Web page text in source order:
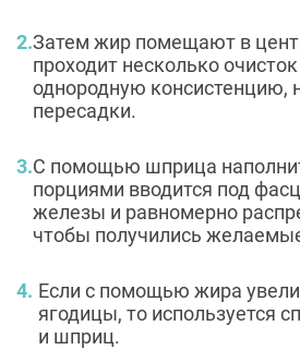
Затем жир помещают в
проходит несколько
однородную консистенцию,
пересадки.
С помощью шприца
порциями вводится под
железы и равномерно
чтобы получились
Если с помощью жира
ягодицы, то используется
и шприц.